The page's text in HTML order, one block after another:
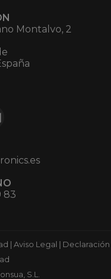
Montalvo, 2
83
Aviso Legal
Declaración
S.L.